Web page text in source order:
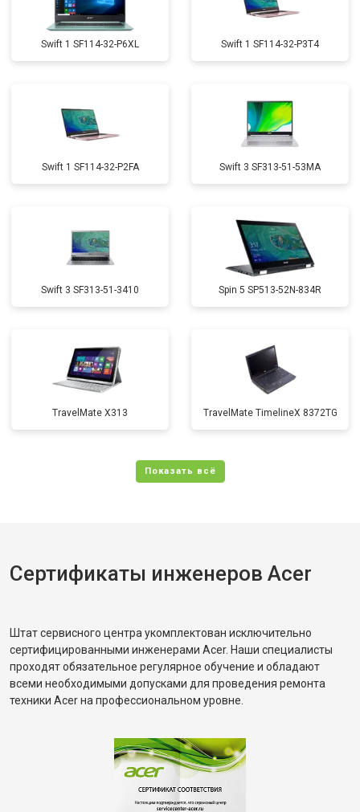
Swift 1 SF114-32-P6XL Swift 1 SF114-32-P3T4
Swift 1 SF114-32-P2FA Swift 3 SF313-51-53MA
Swift 3 SF313-51-3410 Spin 5 SP513-52N-834R
TravelMate X313 TravelMate TimelineX 8372TG
Сертификаты инженеров Acer
Штат сервисного центра укомплектован исключительно
сертифицированными инженерами Acer. Наши специалисты
проходят обязательное регулярное обучение и обладают
всеми необходимыми допусками для проведения ремонта
техники Acer на профессиональном уровне.